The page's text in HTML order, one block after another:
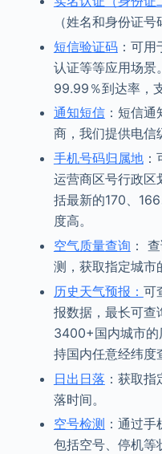
（姓名和身份证号
短信验证码：可用
认证等等应用场景
99.99％到达率，
通知短信：短信通
商，我们提供电信
手机号码归属地：
运营商区号行政区
括最新的170、
度高。
空气质量查询 ：
测，获取指定城市
历史天气预报： 可
报数据，最长可查
3400+国内城市的
持国内任意经纬度
日出日落 ：获取
落时间。
空号检测 ：通过
包括空号、停机等